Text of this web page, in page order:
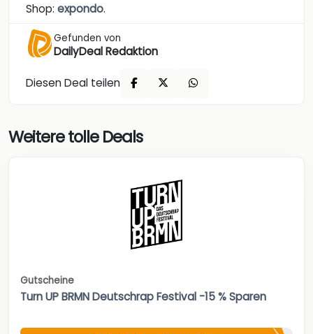
Shop: expondo.
Gefunden von
DailyDeal Redaktion
Diesen Deal teilen
Weitere tolle Deals
Gutscheine
Turn UP BRMN Deutschrap Festival -15 % Sparen